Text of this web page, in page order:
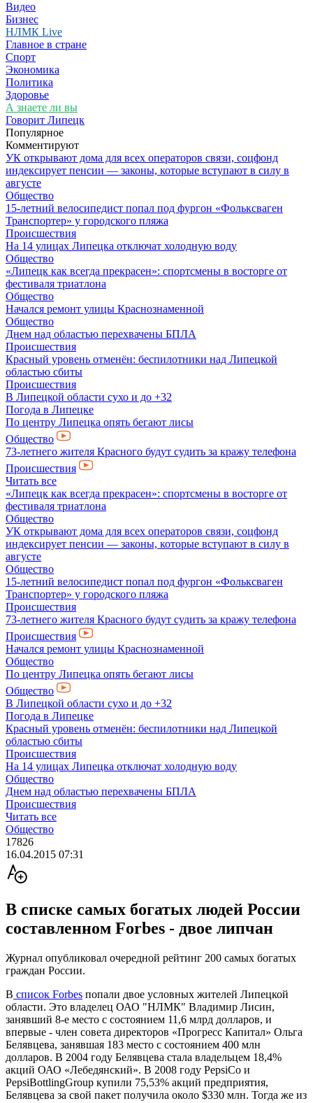
Видео
Бизнес
НЛМК Live
Главное в стране
Спорт
Экономика
Политика
Здоровье
А знаете ли вы
Говорит Липецк
Популярное
Комментируют
УК открывают дома для всех операторов связи, соцфонд
индексирует пенсии — законы, которые вступают в силу в
августе
Общество
15-летний велосипедист попал под фургон «Фольксваген
Транспортер» у городского пляжа
Происшествия
На 14 улицах Липецка отключат холодную воду
Общество
«Липецк как всегда прекрасен»: спортсмены в восторге от
фестиваля триатлона
Общество
Начался ремонт улицы Краснознаменной
Общество
Днем над областью перехвачены БПЛА
Происшествия
Красный уровень отменён: беспилотники над Липецкой
областью сбиты
Происшествия
В Липецкой области сухо и до +32
Погода в Липецке
По центру Липецка опять бегают лисы
Общество
73-летнего жителя Красного будут судить за кражу телефона
Происшествия
Читать все
«Липецк как всегда прекрасен»: спортсмены в восторге от
фестиваля триатлона
Общество
УК открывают дома для всех операторов связи, соцфонд
индексирует пенсии — законы, которые вступают в силу в
августе
Общество
15-летний велосипедист попал под фургон «Фольксваген
Транспортер» у городского пляжа
Происшествия
73-летнего жителя Красного будут судить за кражу телефона
Происшествия
Начался ремонт улицы Краснознаменной
Общество
По центру Липецка опять бегают лисы
Общество
В Липецкой области сухо и до +32
Погода в Липецке
Красный уровень отменён: беспилотники над Липецкой
областью сбиты
Происшествия
На 14 улицах Липецка отключат холодную воду
Общество
Днем над областью перехвачены БПЛА
Происшествия
Читать все
Общество
17826
16.04.2015 07:31
В списке самых богатых людей России
составленном Forbes - двое липчан
Журнал опубликовал очередной рейтинг 200 самых богатых
граждан России.
В список Forbes попали двое условных жителей Липецкой
области. Это владелец ОАО "НЛМК" Владимир Лисин,
занявший 8-е место с состоянием 11,6 млрд долларов, и
впервые - член совета директоров «Прогресс Капитал» Ольга
Белявцева, занявшая 183 место с состоянием 400 млн
долларов. В 2004 году Белявцева стала владельцем 18,4%
акций ОАО «Лебедянский». В 2008 году PepsiCo и
PepsiBottlingGroup купили 75,53% акций предприятия,
Белявцева за свой пакет получила около $330 млн. Тогда же из